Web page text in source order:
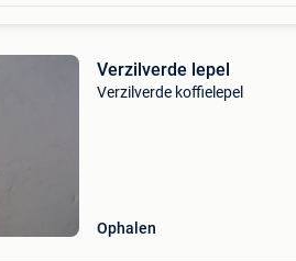
Verzilverde lepel
Verzilverde koffielepel
Ophalen